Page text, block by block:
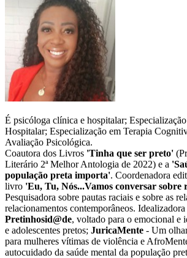
É psicóloga clínica e hospitalar;
Hospitalar; Especialização em Terapia
Avaliação Psicológica.
Coautora dos Livros 'Tinha que ser preto'
Literário 2ª Melhor Antologia de 2022) e a
população preta importa'. Coordenadora
livro 'Eu, Tu, Nós...Vamos conversar sobre
Pesquisadora sobre pautas raciais e sobre as
relacionamentos contemporâneos.
Pretinhosid@de, voltado para o emocional e
e adolescentes pretos; JuricaMente - Um
para mulheres vítimas de violência e
autocuidado da saúde mental da população